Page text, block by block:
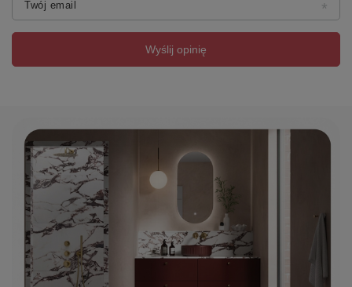
Twój email
Wyślij opinię